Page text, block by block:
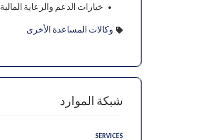
خيارات الدعم والرعاية المالية
وكالات المساعدة الأخرى
شبكة الموارد
SERVICES